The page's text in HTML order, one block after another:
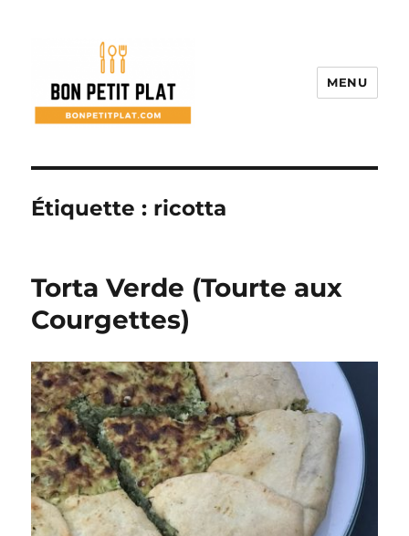
MENU
Étiquette : ricotta
Torta Verde (Tourte aux
Courgettes)